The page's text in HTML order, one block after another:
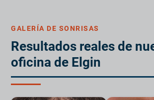
GALERÍA DE SONRISAS
Resultados reales de
oficina de Elgin